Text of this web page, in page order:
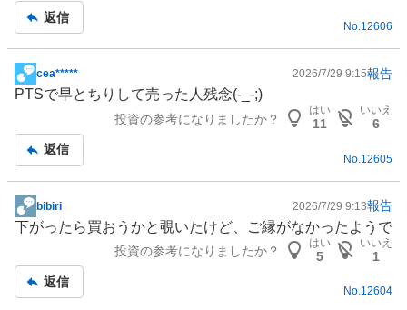
返信
No.12606
掲
示
事
cea***** 2026/7/29 9:15報告
PTSで早とちりして売った人残念(-_-;)
投資の参考になりましたか？
はい
11
いいえ
6
返信
No. 12605
掲
示
事
bibiri 2026/7/29 9:13報告
下がったら買おうかと覗いたけど、ご縁がなかったようで
投資の参考になりましたか？
はい
5
いいえ
1
返信
No.12604